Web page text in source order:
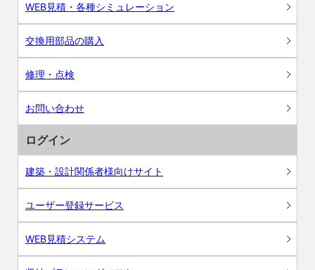
WEB見積・各種シミュレーション
交換用部品の購入
修理・点検
お問い合わせ
ログイン
建築・設計関係者様向けサイト
ユーザー登録サービス
WEB見積システム